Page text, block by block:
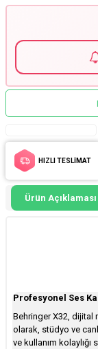
HIZLI TESLİMAT
Ürün Açıklaması
Profesyonel Ses
Behringer X32, dijital
olarak, stüdyo ve
ve kullanım kolaylığı